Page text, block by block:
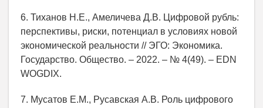
6. Тиханов Н.Е., Амеличева Д.В. Цифровой рубль:
перспективы, риски, потенциал в условиях новой
экономической реальности // ЭГО: Экономика.
Государство. Общество. – 2022. – № 4(49). – EDN
WOGDIX.
7. Мусатов Е.М., Русавская А.В. Роль цифрового